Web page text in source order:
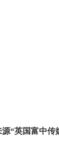
“英国富中传